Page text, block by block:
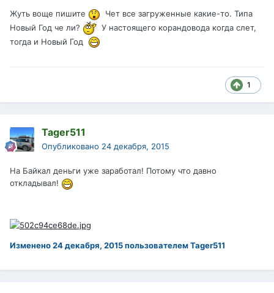
Жуть воще пишите
Чет все загруженные какие-то. Типа
Новый Год че ли?
У настоящего корандовода когда слет,
тогда и Новый Год
1
Tager511
Опубликовано 24 декабря, 2015
На Байкал деньги уже заработал! Потому что давно
откладывал!
Изменено24 декабря, 2015пользователем Tager511